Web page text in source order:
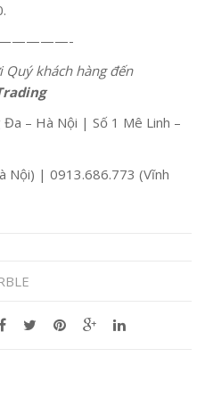
khách hàng đến
– Hà Nội | Số 1 Mê Linh –
Nội) | 0913.686.773 (Vĩnh